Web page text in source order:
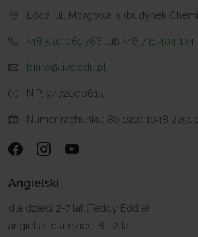
Łódź, ul. Morgowa 4 (budynek
+48 530 061 766 lub +48 731 404 134
biuro@live.edu.pl
NIP: 9472000615
Numer rachunku: ‭80 1910 1048 2251
Angielski
dla dzieci 2-7 lat (Teddy Eddie)
angielski dla dzieci 8-12 lat